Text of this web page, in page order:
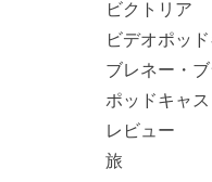
ビクトリア
ビデオポッ
ブレネー・
ポッドキャス
レビュー
旅